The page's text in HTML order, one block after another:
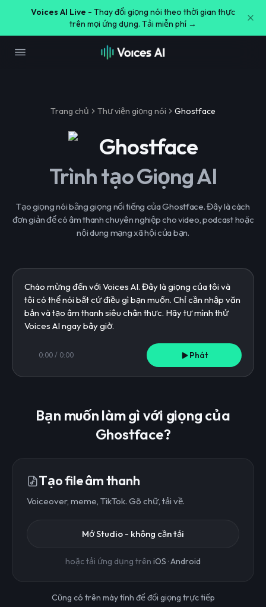
Voices AI Live - Thay đổi giọng nói theo thời gian thực
trên mọi ứng dụng. Tải miễn phí →
Trang chủ Thư viện giọng nói Ghostface
Ghostface
Trình tạo Giọng AI
Tạo giọng nói bằng giọng nổi tiếng của Ghostface. Đây là cách
đơn giản để có âm thanh chuyên nghiệp cho video, podcast hoặc
nội dung mạng xã hội của bạn.
0:00 / 0:00 Phát
Bạn muốn làm gì với giọng của
Ghostface?
Tạo file âm thanh
Voiceover, meme, TikTok. Gõ chữ, tải về.
Mở Studio - không cần tải
hoặc tải ứng dụng trên iOS ·Android
Cũng có trên máy tính để đổi giọng trực tiếp